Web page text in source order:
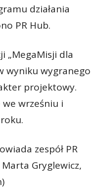
działania
PR Hub.
„MegaMisji dla
wyniku wygranego
projektowy.
we wrześniu i
zespół PR
Gryglewicz,